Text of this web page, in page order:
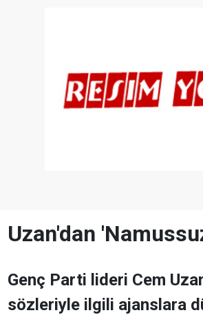
Uzan'dan
Genç Parti lideri Cem
sözleriyle ilgili ajanslara